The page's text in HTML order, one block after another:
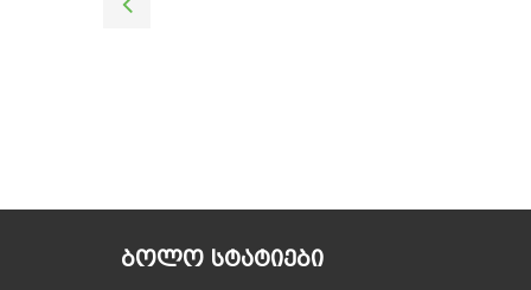
ᲑᲝᲚᲝ ᲡᲢᲐᲢᲘᲔᲑᲘ